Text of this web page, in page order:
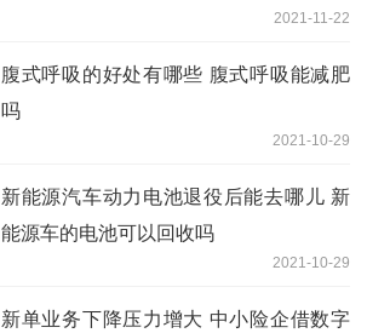
2021-11-22
腹式呼吸的好处有哪些 腹式呼吸能减肥
吗
2021-10-29
新能源汽车动力电池退役后能去哪儿 新
能源车的电池可以回收吗
2021-10-29
新单业务下降压力增大 中小险企借数字